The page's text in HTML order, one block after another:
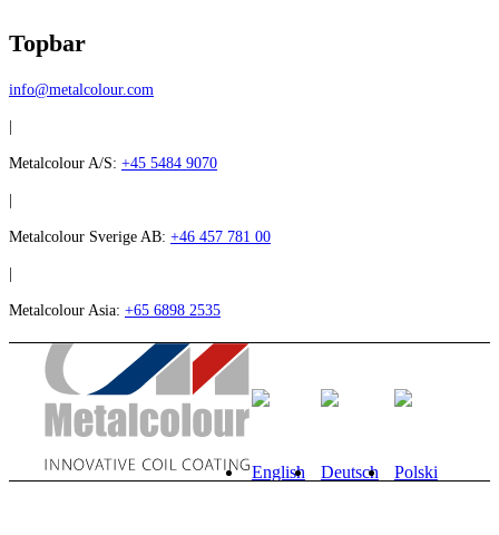
Topbar
info@metalcolour.com
|
Metalcolour A/S: +45 5484 9070
|
Metalcolour Sverige AB: +46 457 781 00
|
Metalcolour Asia: +65 6898 2535